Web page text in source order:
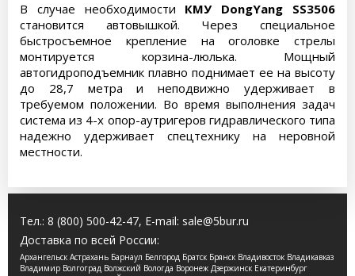
В случае необходимости КМУ DongYang SS3506
становится автовышкой. Через специальное
быстросъемное крепление на оголовке стрелы
монтируется корзина-люлька. Мощный
автогидроподъемник плавно поднимает ее на высоту
до 28,7 метра и неподвижно удерживает в
требуемом положении. Во время выполнения задач
система из 4-х опор-аутригеров гидравлического типа
надежно удерживает спецтехнику на неровной
местности.
Тел.: 8 (800) 500-42-47, E-mail: sale@5bur.ru
Доставка по всей России:
Архангельск Астрахань Барнаул Белгород Братск Брянск Владивосток Владикавказ
Владимир Волгоград Волжский Вологда Воронеж Дзержинск Екатеринбург